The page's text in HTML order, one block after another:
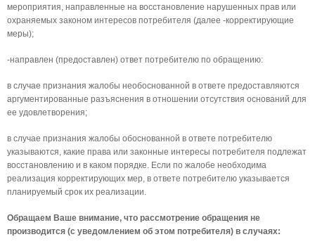
мероприятия, направленные на восстановление нарушенных прав или
охраняемых законом интересов потребителя (далее -корректирующие
меры);
-направлен (предоставлен) ответ потребителю по обращению:
в случае признания жалобы необоснованной в ответе предоставляются
аргументированные разъяснения в отношении отсутствия оснований для
ее удовлетворения;
в случае признания жалобы обоснованной в ответе потребителю
указываются, какие права или законные интересы потребителя подлежат
восстановлению и в каком порядке. Если по жалобе необходима
реализация корректирующих мер, в ответе потребителю указывается
планируемый срок их реализации.
Обращаем Ваше внимание, что рассмотрение обращения не
производится (с уведомлением об этом потребителя) в случаях: